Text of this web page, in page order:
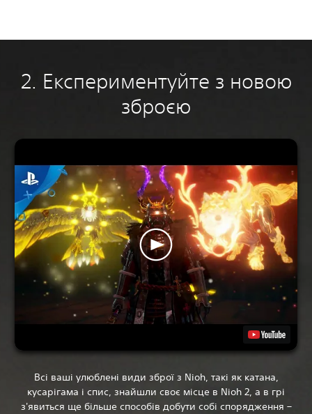
2. Експериментуйте з новою
зброєю
Всі ваші улюблені види зброї з Nioh, такі як катана,
кусарігама і спис, знайшли своє місце в Nioh 2, а в грі
з'явиться ще більше способів добути собі спорядження –